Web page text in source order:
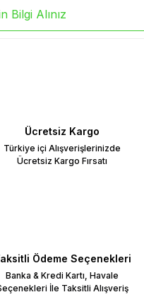
Bilgi Alınız
Ücretsiz Kargo
Türkiye içi Alışverişlerinizde
Ücretsiz Kargo Fırsatı
Ödeme Seçenekleri
Banka & Kredi Kartı, Havale
İle Taksitli Alışveriş